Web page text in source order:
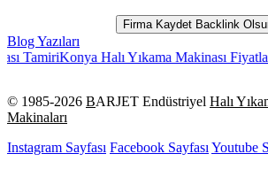
Firma Kaydet Backlink
Blog Yazıları
Konya Halı Yıkama Makinası FiyatlarıOto
© 1985-2026 BARJET Endüstriyel Halı
Makinaları
Instagram Sayfası Facebook SayfasıYoutube